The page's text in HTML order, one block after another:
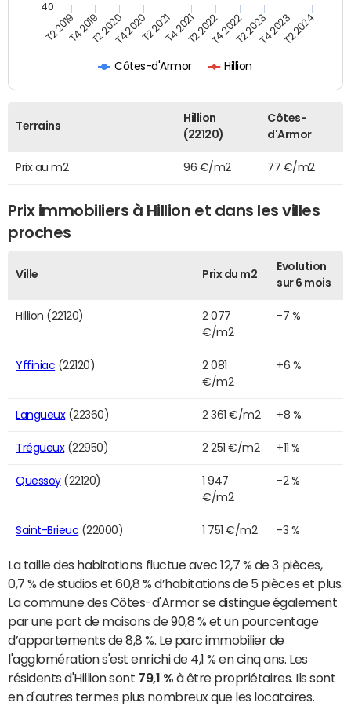
Côtes-d'Armor Hillion
T2 2019T4 2019T2 2020T4 2020T2 2021T4 2021T2 2022T4 2022T2 2023T4 2023T2 2024
40
Terrains
Hillion
(22120)
Côtes-
d'Armor
Prix au m2 96 €/m2 77 €/m2
Prix immobiliers à Hillion et dans les villes
proches
Ville Prix du m2
Evolution
sur 6 mois
Hillion (22120)
2 077
€/m2
-7 %
Yffiniac (22120)
2 081
€/m2
+6 %
Langueux(22360) 2 361 €/m2 +8 %
Trégueux(22950) 2 251 €/m2 +11 %
Quessoy(22120)
1 947
€/m2
-2 %
Saint-Brieuc (22000) 1 751 €/m2 -3 %
La taille des habitations fluctue avec 12,7 % de 3 pièces,
0,7 % de studios et 60,8 % d’habitations de 5 pièces et plus.
La commune des Côtes-d'Armor se distingue également
par une part de maisons de 90,8 % et un pourcentage
d’appartements de 8,8 %. Le parc immobilier de
l'agglomération s'est enrichi de 4,1 % en cinq ans. Les
résidents d'Hillion sont 79,1 % à être propriétaires. Ils sont
en d'autres termes plus nombreux que les locataires.